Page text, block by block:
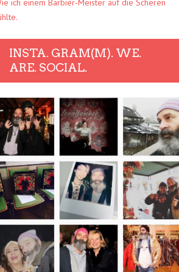
ich einem Barbier-Meister auf die Scheren
INSTA. GRAM(M). WE.
ARE. SOCIAL.